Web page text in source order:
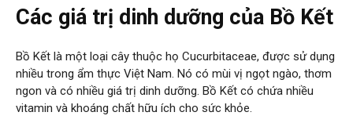
Các giá trị dinh dưỡng của Bồ Kết
Bồ Kết là một loại cây thuộc họ Cucurbitaceae, được sử dụng
nhiều trong ẩm thực Việt Nam. Nó có mùi vị ngọt ngào, thơm
ngon và có nhiều giá trị dinh dưỡng. Bồ Kết có chứa nhiều
vitamin và khoáng chất hữu ích cho sức khỏe.